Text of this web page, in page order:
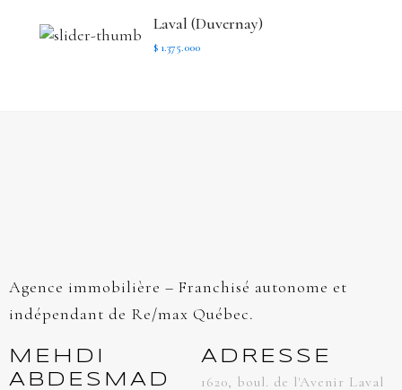
Laval (Duvernay)
$ 1.375.000
Agence immobilière – Franchisé autonome et
indépendant de Re/max Québec.
MEHDI
ABDESMAD
ADRESSE
1620, boul. de l'Avenir Laval